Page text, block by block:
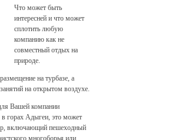
Что может быть
интересней и что может
сплотить любую
компанию как не
совместный отдых на
природе.
на турбазе, а
на открытом воздухе.
Вашей компании
горах Адыгеи, это может
включающий пешеходный
многоборья или